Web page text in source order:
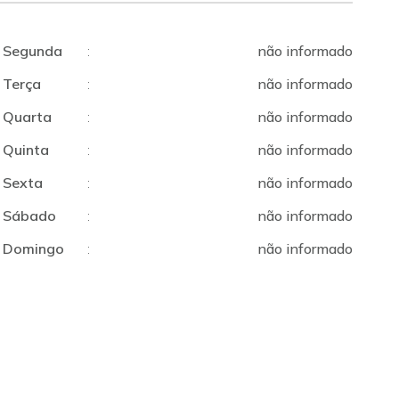
Segunda :
não informado
Terça
:
não informado
Quarta
:
não informado
Quinta
:
não informado
Sexta
:
não informado
Sábado
:
não informado
Domingo
: não informado